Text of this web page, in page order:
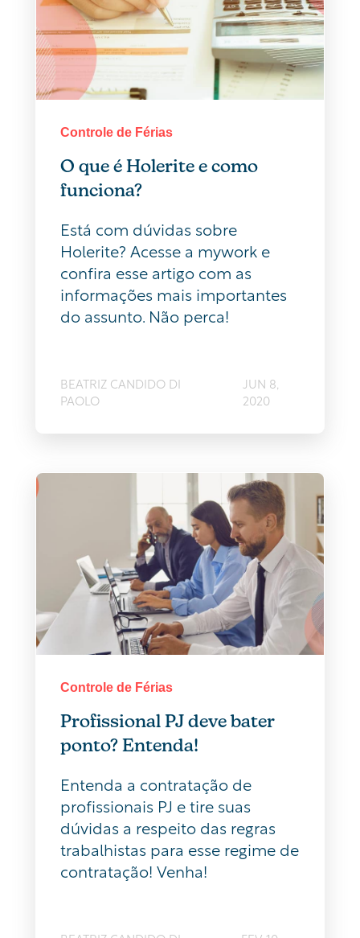
Controle de Férias
O que é Holerite e como
funciona?
Está com dúvidas sobre
Holerite? Acesse a mywork e
confira esse artigo com as
informações mais importantes
do assunto. Não perca!
BEATRIZ CANDIDO DI
PAOLO
JUN 8,
2020
Controle de Férias
Profissional PJ deve bater
ponto? Entenda!
Entenda a contratação de
profissionais PJ e tire suas
dúvidas a respeito das regras
trabalhistas para esse regime de
contratação! Venha!